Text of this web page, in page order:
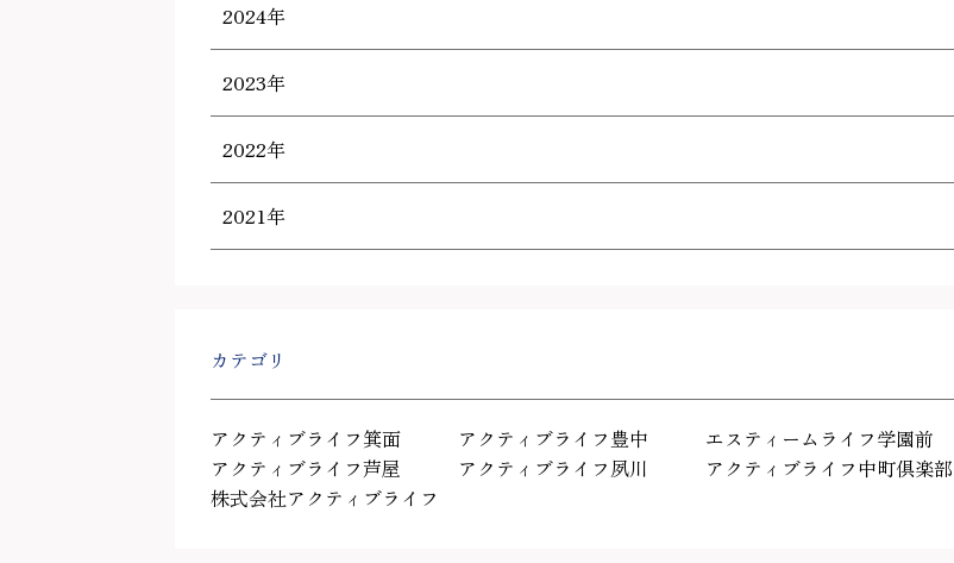
2024年
2023年
2022年
2021年
カテゴリ
アクティブライフ箕面 アクティブライフ豊中 エスティームライフ学園前
アクティブライフ芦屋
アクティブライフ夙川 アクティブライフ中町倶楽部
株式会社アクティブライフ